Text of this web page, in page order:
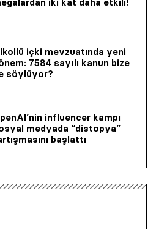
iki kat daha etkili!
içki mevzuatında yeni
7584 sayılı kanun bize
söylüyor?
influencer kampı
medyada “distopya”
başlattı